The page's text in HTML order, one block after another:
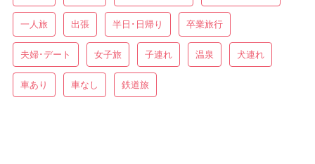
一人旅 出張 半日･日帰り 卒業旅行
夫婦･デート 女子旅 子連れ 温泉 犬連れ
車あり 車なし 鉄道旅